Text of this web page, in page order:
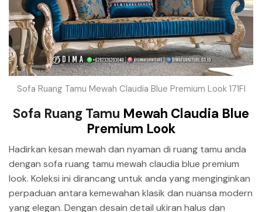
Sofa Ruang Tamu Mewah Claudia Blue Premium Look 171FI
Sofa Ruang Tamu Mewah Claudia Blue
Premium Look
Hadirkan kesan mewah dan nyaman di ruang tamu anda
dengan sofa ruang tamu mewah claudia blue premium
look. Koleksi ini dirancang untuk anda yang menginginkan
perpaduan antara kemewahan klasik dan nuansa modern
yang elegan. Dengan desain detail ukiran halus dan